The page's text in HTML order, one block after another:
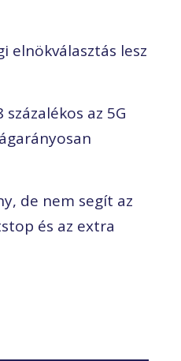
elnökválasztás lesz
az 5G
de nem segít az
és az extra